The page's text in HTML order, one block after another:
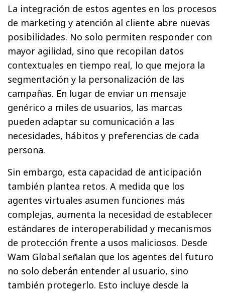
La integración de estos agentes en los procesos
de marketing y atención al cliente abre nuevas
posibilidades. No solo permiten responder con
mayor agilidad, sino que recopilan datos
contextuales en tiempo real, lo que mejora la
segmentación y la personalización de las
campañas. En lugar de enviar un mensaje
genérico a miles de usuarios, las marcas
pueden adaptar su comunicación a las
necesidades, hábitos y preferencias de cada
persona.
Sin embargo, esta capacidad de anticipación
también plantea retos. A medida que los
agentes virtuales asumen funciones más
complejas, aumenta la necesidad de establecer
estándares de interoperabilidad y mecanismos
de protección frente a usos maliciosos. Desde
Wam Global señalan que los agentes del futuro
no solo deberán entender al usuario, sino
también protegerlo. Esto incluye desde la